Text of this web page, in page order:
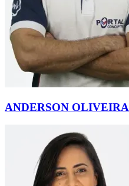
ANDERSON OLIVEIRA